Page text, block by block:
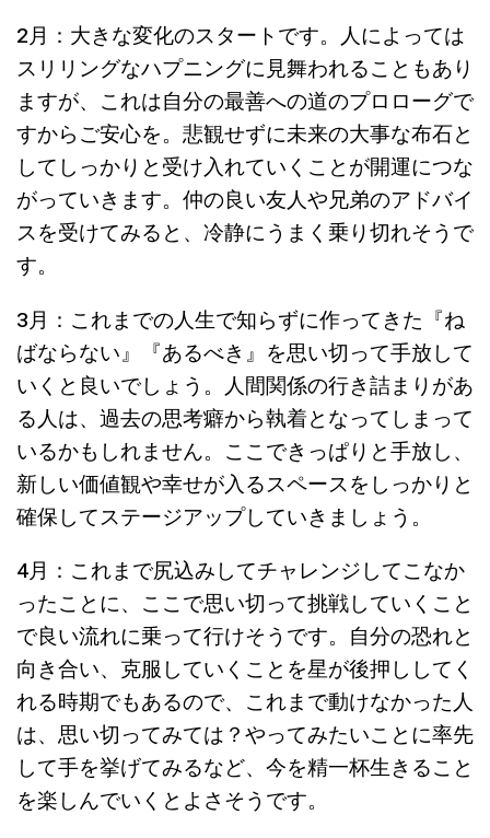
2月：大きな変化のスタートです。人によっては
スリリングなハプニングに見舞われることもあり
ますが、これは自分の最善への道のプロローグで
すからご安心を。悲観せずに未来の大事な布石と
してしっかりと受け入れていくことが開運につな
がっていきます。仲の良い友人や兄弟のアドバイ
スを受けてみると、冷静にうまく乗り切れそうで
す。
3月：これまでの人生で知らずに作ってきた『ね
ばならない』『あるべき』を思い切って手放して
いくと良いでしょう。人間関係の行き詰まりがあ
る人は、過去の思考癖から執着となってしまって
いるかもしれません。ここできっぱりと手放し、
新しい価値観や幸せが入るスペースをしっかりと
確保してステージアップしていきましょう。
4月：これまで尻込みしてチャレンジしてこなか
ったことに、ここで思い切って挑戦していくこと
で良い流れに乗って行けそうです。自分の恐れと
向き合い、克服していくことを星が後押ししてく
れる時期でもあるので、これまで動けなかった人
は、思い切ってみては？やってみたいことに率先
して手を挙げてみるなど、今を精一杯生きること
を楽しんでいくとよさそうです。